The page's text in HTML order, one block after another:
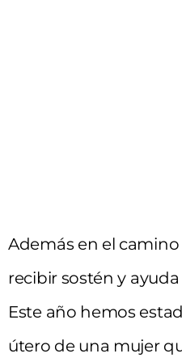
Además en el
recibir sostén y
Este año hemos
útero de una mujer